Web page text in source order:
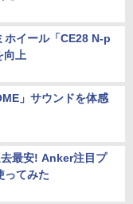
ホイール「CE28 N-p
向上
」サウンドを体感
最安! Anker注目プ
ってみた